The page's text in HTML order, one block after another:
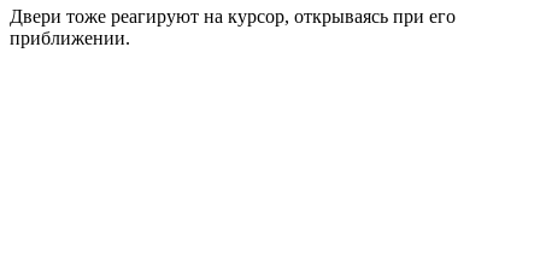
Двери тоже реагируют на курсор, открываясь при его
приближении.